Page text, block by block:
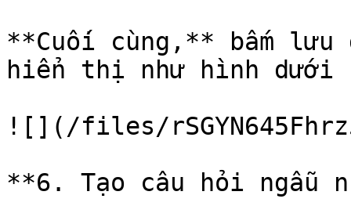
**Cuối cùng,** bấm
hiển thị như hình dưới
![](/files/
**6. Tạo câu hỏi ngẫu